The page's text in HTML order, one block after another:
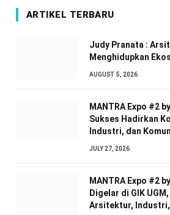
ARTIKEL TERBARU
Judy Pranata :
Menghidupkan
AUGUST 5, 2026
MANTRA Expo #2
Sukses Hadirkan
Industri, dan
JULY 27, 2026
MANTRA Expo #2
Digelar di GIK
Arsitektur,